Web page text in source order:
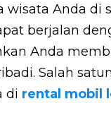
wisata Anda di
berjalan
Anda
Salah
di rental mobil